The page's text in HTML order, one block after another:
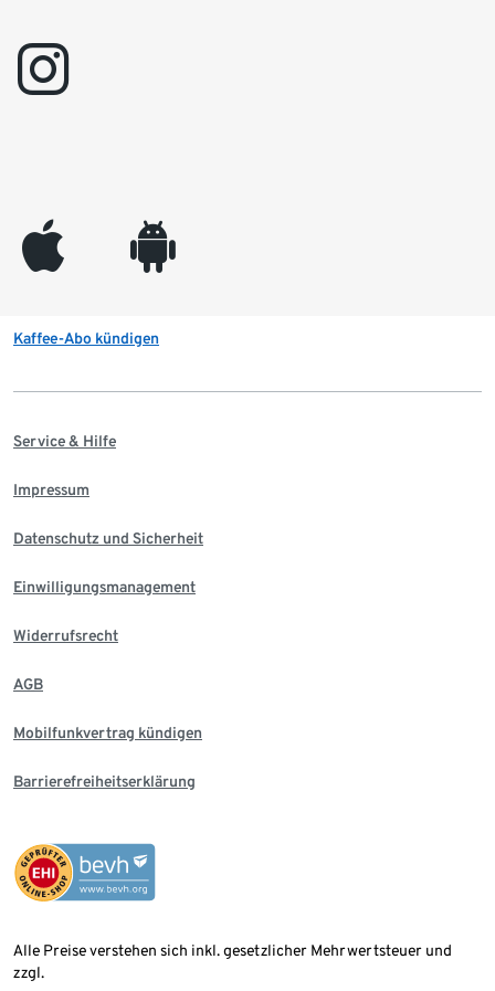
instagram
appleinc android
Kaffee-Abo kündigen
Service & Hilfe
Impressum
Datenschutz und Sicherheit
Einwilligungsmanagement
Widerrufsrecht
AGB
Mobilfunkvertrag kündigen
Barrierefreiheitserklärung
Alle Preise verstehen sich inkl. gesetzlicher Mehrwertsteuer und
zzgl.